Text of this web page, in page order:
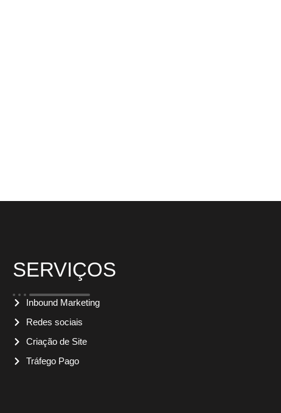
SERVIÇOS
Inbound Marketing
Redes sociais
Criação de Site
Tráfego Pago